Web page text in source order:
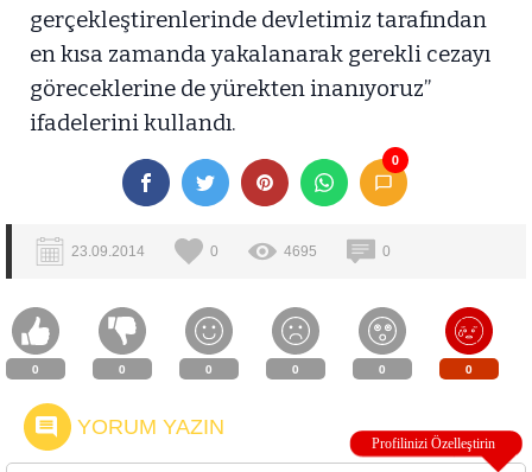
gerçekleştirenlerinde devletimiz tarafından
en kısa zamanda yakalanarak gerekli cezayı
göreceklerine de yürekten inanıyoruz”
ifadelerini kullandı.
0
23.09.2014 0 4695 0
0 0 0 0 0 0
YORUM YAZIN